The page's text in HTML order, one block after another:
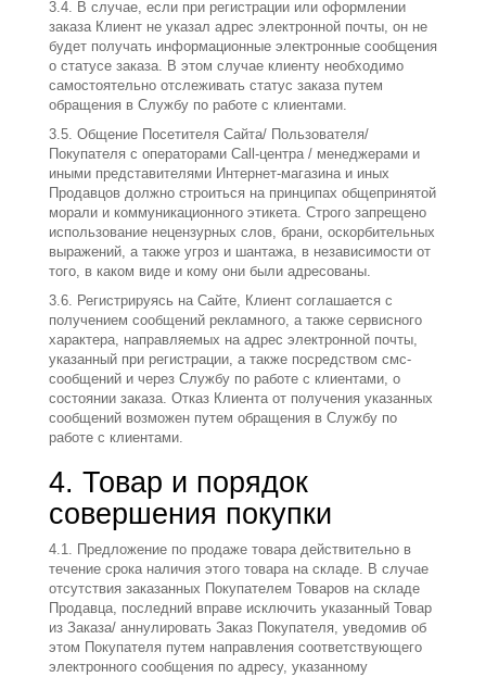
3.4. В случае, если при регистрации или оформлении
заказа Клиент не указал адрес электронной почты, он не
будет получать информационные электронные сообщения
о статусе заказа. В этом случае клиенту необходимо
самостоятельно отслеживать статус заказа путем
обращения в Службу по работе с клиентами.
3.5. Общение Посетителя Сайта/ Пользователя/
Покупателя с операторами Call-центра / менеджерами и
иными представителями Интернет-магазина и иных
Продавцов должно строиться на принципах общепринятой
морали и коммуникационного этикета. Строго запрещено
использование нецензурных слов, брани, оскорбительных
выражений, а также угроз и шантажа, в независимости от
того, в каком виде и кому они были адресованы.
3.6. Регистрируясь на Сайте, Клиент соглашается с
получением сообщений рекламного, а также сервисного
характера, направляемых на адрес электронной почты,
указанный при регистрации, а также посредством смс-
сообщений и через Службу по работе с клиентами, о
состоянии заказа. Отказ Клиента от получения указанных
сообщений возможен путем обращения в Службу по
работе с клиентами.
4. Товар и порядок
совершения покупки
4.1. Предложение по продаже товара действительно в
течение срока наличия этого товара на складе. В случае
отсутствия заказанных Покупателем Товаров на складе
Продавца, последний вправе исключить указанный Товар
из Заказа/ аннулировать Заказ Покупателя, уведомив об
этом Покупателя путем направления соответствующего
электронного сообщения по адресу, указанному